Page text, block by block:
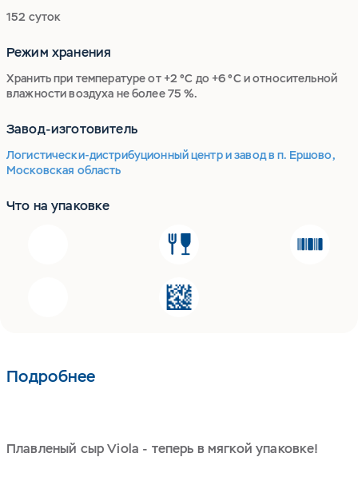
152 суток
Режим хранения
Хранить при температуре от +2 °С до +6 °С и относительной
влажности воздуха не более 75 %.
Завод-изготовитель
Логистически-дистрибуционный центр и завод в п. Ершово,
Московская область
Что на упаковке
Подробнее
Плавленый сыр Viola - теперь в мягкой упаковке!